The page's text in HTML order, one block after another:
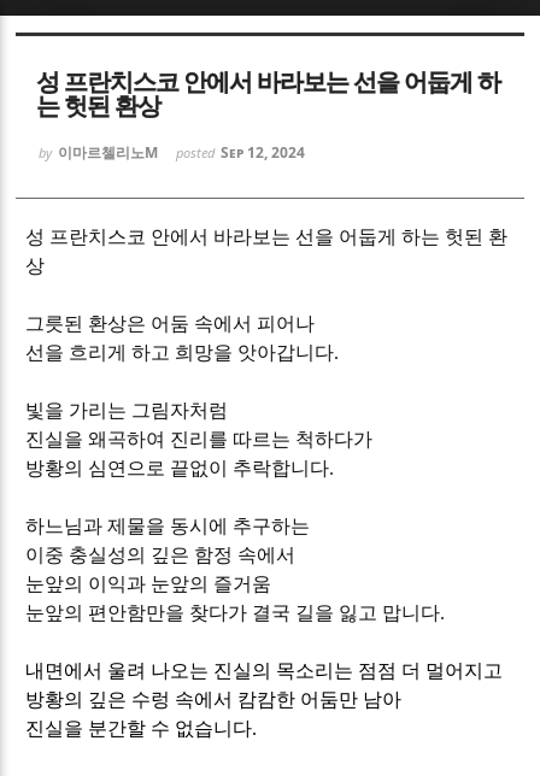
성 프란치스코 안에서 바라보는 선을 어둡게 하
는 헛된 환상
by 이마르첼리노M posted Sep 12, 2024
성 프란치스코 안에서 바라보는 선을 어둡게 하는 헛된 환
상
그릇된 환상은 어둠 속에서 피어나
선을 흐리게 하고 희망을 앗아갑니다.
빛을 가리는 그림자처럼
진실을 왜곡하여 진리를 따르는 척하다가
방황의 심연으로 끝없이 추락합니다.
하느님과 제물을 동시에 추구하는
이중 충실성의 깊은 함정 속에서
눈앞의 이익과 눈앞의 즐거움
눈앞의 편안함만을 찾다가 결국 길을 잃고 맙니다.
내면에서 울려 나오는 진실의 목소리는 점점 더 멀어지고
방황의 깊은 수렁 속에서 캄캄한 어둠만 남아
진실을 분간할 수 없습니다.
Sketchbook5, 스케치북5
Sketchbook5, 스케치북5
Sketchbook5, 스케치북5
Sketchbook5, 스케치북5